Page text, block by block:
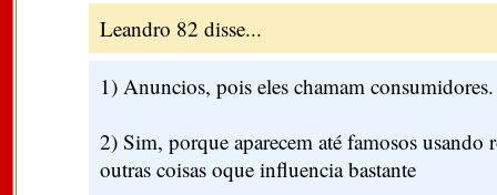
Leandro 82 disse...
1) Anuncios, pois eles chamam consumidores.
2) Sim, porque aparecem até famosos usando
outras coisas oque influencia bastante